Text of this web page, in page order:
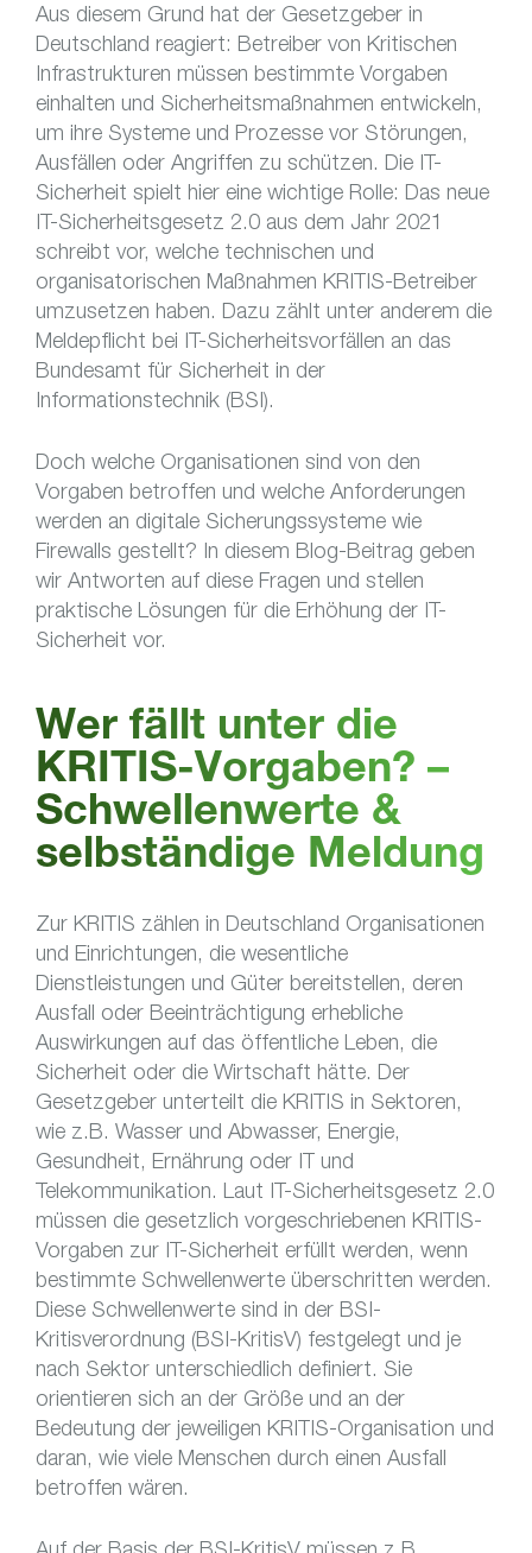
Aus diesem Grund hat der Gesetzgeber in
Deutschland reagiert: Betreiber von Kritischen
Infrastrukturen müssen bestimmte Vorgaben
einhalten und Sicherheitsmaßnahmen entwickeln,
um ihre Systeme und Prozesse vor Störungen,
Ausfällen oder Angriffen zu schützen. Die IT-
Sicherheit spielt hier eine wichtige Rolle: Das neue
IT-Sicherheitsgesetz 2.0 aus dem Jahr 2021
schreibt vor, welche technischen und
organisatorischen Maßnahmen KRITIS-Betreiber
umzusetzen haben. Dazu zählt unter anderem die
Meldepflicht bei IT-Sicherheitsvorfällen an das
Bundesamt für Sicherheit in der
Informationstechnik (BSI).
Doch welche Organisationen sind von den
Vorgaben betroffen und welche Anforderungen
werden an digitale Sicherungssysteme wie
Firewalls gestellt? In diesem Blog-Beitrag geben
wir Antworten auf diese Fragen und stellen
praktische Lösungen für die Erhöhung der IT-
Sicherheit vor.
Wer fällt unter die
KRITIS-Vorgaben? –
Schwellenwerte &
selbständige Meldung
Zur KRITIS zählen in Deutschland Organisationen
und Einrichtungen, die wesentliche
Dienstleistungen und Güter bereitstellen, deren
Ausfall oder Beeinträchtigung erhebliche
Auswirkungen auf das öffentliche Leben, die
Sicherheit oder die Wirtschaft hätte. Der
Gesetzgeber unterteilt die KRITIS in Sektoren,
wie z.B. Wasser und Abwasser, Energie,
Gesundheit, Ernährung oder IT und
Telekommunikation. Laut IT-Sicherheitsgesetz 2.0
müssen die gesetzlich vorgeschriebenen KRITIS-
Vorgaben zur IT-Sicherheit erfüllt werden, wenn
bestimmte Schwellenwerte überschritten werden.
Diese Schwellenwerte sind in der BSI-
Kritisverordnung (BSI-KritisV) festgelegt und je
nach Sektor unterschiedlich definiert. Sie
orientieren sich an der Größe und an der
Bedeutung der jeweiligen KRITIS-Organisation und
daran, wie viele Menschen durch einen Ausfall
betroffen wären.